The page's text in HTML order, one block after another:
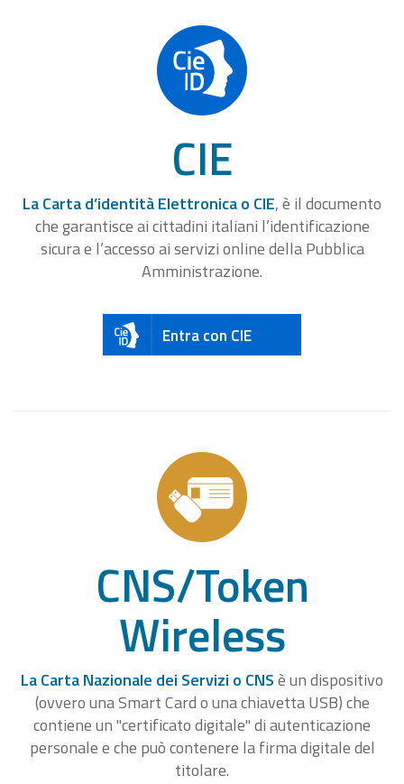
CIE
La Carta d’identità Elettronica o CIE, è il documento
che garantisce ai cittadini italiani l’identificazione
sicura e l’accesso ai servizi online della Pubblica
Amministrazione.
Entra con CIE
CNS/Token
Wireless
La Carta Nazionale dei Servizi o CNSè un dispositivo
(ovvero una Smart Card o una chiavetta USB) che
contiene un "certificato digitale" di autenticazione
personale e che può contenere la firma digitale del
titolare.